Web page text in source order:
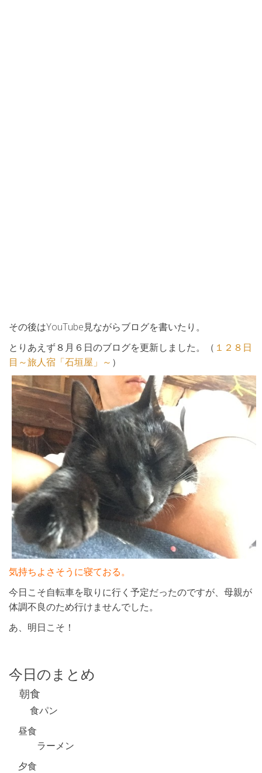
その後はYouTube見ながらブログを書いたり。
とりあえず８月６日のブログを更新しました。（ １２８日
目～旅人宿「石垣屋」～ ）
気持ちよさそうに寝ておる。
今日こそ自転車を取りに行く予定だったのですが、母親が
体調不良のため行けませんでした。
あ、明日こそ！
今日のまとめ
朝食
食パン
昼食
ラーメン
夕食